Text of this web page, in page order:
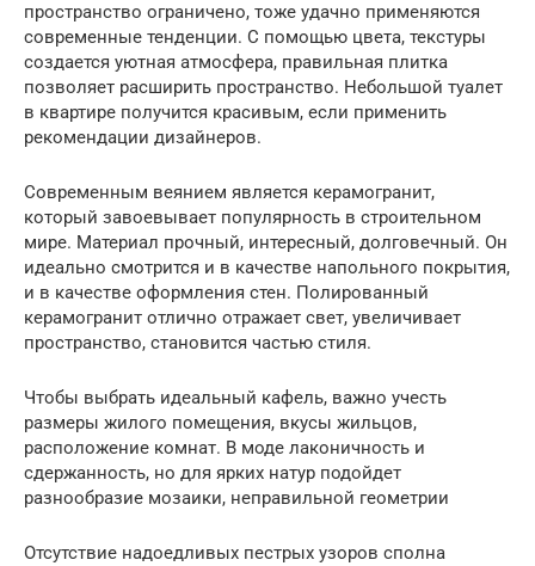
пространство ограничено, тоже удачно применяются
современные тенденции. С помощью цвета, текстуры
создается уютная атмосфера, правильная плитка
позволяет расширить пространство. Небольшой туалет
в квартире получится красивым, если применить
рекомендации дизайнеров.
Современным веянием является керамогранит,
который завоевывает популярность в строительном
мире. Материал прочный, интересный, долговечный. Он
идеально смотрится и в качестве напольного покрытия,
и в качестве оформления стен. Полированный
керамогранит отлично отражает свет, увеличивает
пространство, становится частью стиля.
Чтобы выбрать идеальный кафель, важно учесть
размеры жилого помещения, вкусы жильцов,
расположение комнат. В моде лаконичность и
сдержанность, но для ярких натур подойдет
разнообразие мозаики, неправильной геометрии
Отсутствие надоедливых пестрых узоров сполна